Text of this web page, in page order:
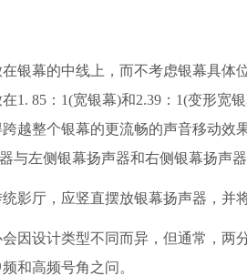
幕的中线上，而不考虑银幕具体
1. 85：1(宽银幕)和2.39：1(变形宽
越整个银幕的更流畅的声音移动
与左侧银幕扬声器和右侧银幕扬声
厅，应竖直摆放银幕扬声器，并将
设计类型不同而异，但通常，两
和高频号角之问。